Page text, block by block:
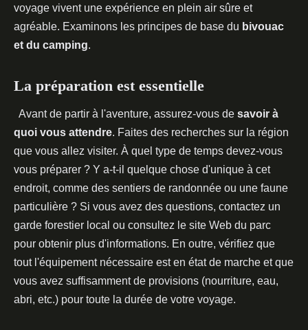
voyage vivent une expérience en plein air sûre et
agréable. Examinons les principes de base du bivouac
et du camping.
La préparation est essentielle
Avant de partir à l'aventure, assurez-vous de savoir à
quoi vous attendre. Faites des recherches sur la région
que vous allez visiter. À quel type de temps devez-vous
vous préparer ? Y a-t-il quelque chose d'unique à cet
endroit, comme des sentiers de randonnée ou une faune
particulière ? Si vous avez des questions, contactez un
garde forestier local ou consultez le site Web du parc
pour obtenir plus d'informations. En outre, vérifiez que
tout l'équipement nécessaire est en état de marche et que
vous avez suffisamment de provisions (nourriture, eau,
abri, etc.) pour toute la durée de votre voyage.